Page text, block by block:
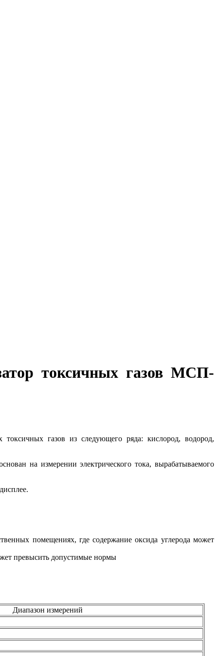
токсичных газов МСП-
газов из следующего ряда: кислород, водород,
на измерении электрического тока, вырабатываемого
помещениях, где содержание оксида углерода может
превысить допустимые нормы
Диапазон измерений